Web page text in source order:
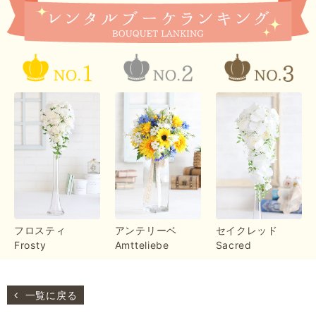
フロスティ
Frosty
アンテリーベ
Amtteliebe
セイクレッド
Sacred
一覧に戻る